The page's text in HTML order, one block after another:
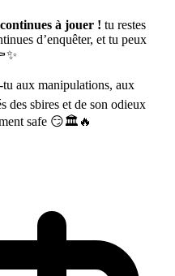
à jouer ! tu restes
d’enquêter, et tu peux
aux manipulations, aux
des sbires et de son odieux
safe 😏🏛️🔥